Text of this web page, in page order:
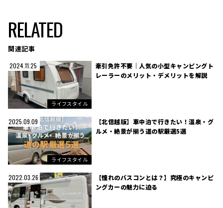
RELATED
関連記事
2024.11.25
ライフスタイル
牽引免許不要｜人気の小型キャンピングト
レーラーのメリット・デメリットを解説
2025.09.09
ライフスタイル
【北信越版】車中泊で行きたい！温泉・グ
ルメ・絶景が揃う道の駅厳選5選
2022.03.26
【憧れのバスコンとは？】究極のキャンピ
ングカーの魅力に迫る